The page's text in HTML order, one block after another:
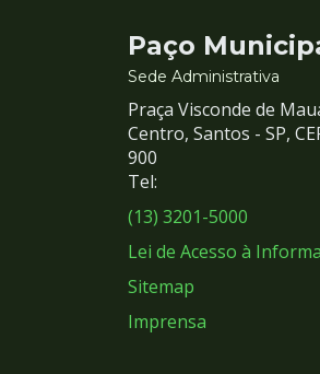
Contato
e
Redes
Sociais
Paço
Sede Administrativa
Praça Visconde de
Centro, Santos - SP,
900
Tel:
(13) 3201-5000
Lei de Acesso à
Sitemap
Imprensa